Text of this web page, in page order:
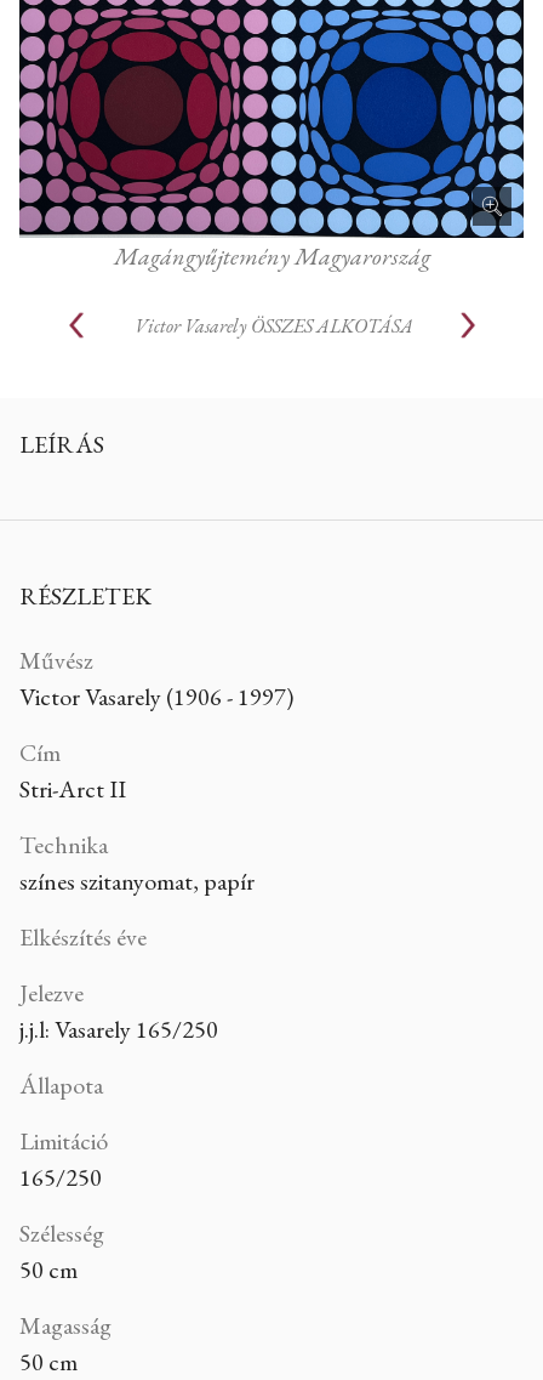
Magángyűjtemény Magyarország
Victor Vasarely ÖSSZES ALKOTÁSA
LEÍRÁS
RÉSZLETEK
Művész
Victor Vasarely (1906 - 1997)
Cím
Stri-Arct II
Technika
színes szitanyomat, papír
Elkészítés éve
Jelezve
j.j.l: Vasarely 165/250
Állapota
Limitáció
165/250
Szélesség
50 cm
Magasság
50 cm